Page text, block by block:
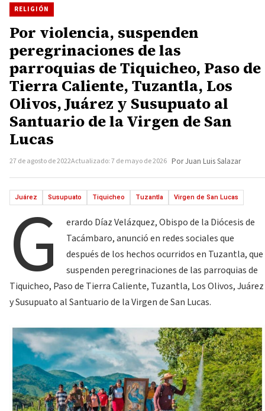
RELIGIÓN
Por violencia, suspenden
peregrinaciones de las
parroquias de Tiquicheo, Paso de
Tierra Caliente, Tuzantla, Los
Olivos, Juárez y Susupuato al
Santuario de la Virgen de San
Lucas
27 de agosto de 2022Actualizado: 7 de mayo de 2026 Por Juan Luis Salazar
Juárez Susupuato Tiquicheo Tuzantla Virgen de San Lucas
G
erardo Díaz Velázquez, Obispo de la Diócesis de
Tacámbaro, anunció en redes sociales que
después de los hechos ocurridos en Tuzantla, que
suspenden peregrinaciones de las parroquias de
Tiquicheo, Paso de Tierra Caliente, Tuzantla, Los Olivos, Juárez
y Susupuato al Santuario de la Virgen de San Lucas.